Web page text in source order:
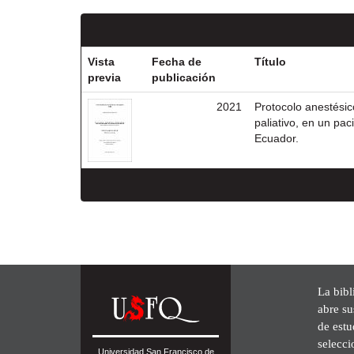
Vista
previa
Fecha de
publicación
Título
2021
Protocolo
paliativo, en un
Ecuador.
Universidad San Francisco de
La
abre
de